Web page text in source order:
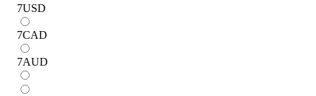
7USD
7CAD
7AUD